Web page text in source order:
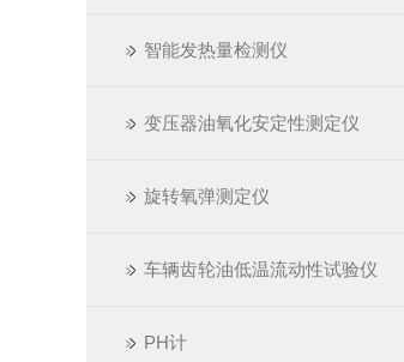
智能发热量检测仪
变压器油氧化安定性测定仪
旋转氧弹测定仪
车辆齿轮油低温流动性试验仪
PH计